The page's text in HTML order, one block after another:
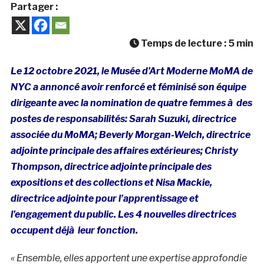
Partager :
Temps de lecture : 5 min
Le 12 octobre 2021, le Musée d’Art Moderne MoMA de
NYC a annoncé avoir renforcé et féminisé son équipe
dirigeante avec la nomination de quatre femmes à des
postes de responsabilités: Sarah Suzuki, directrice
associée du MoMA; Beverly Morgan-Welch, directrice
adjointe principale des affaires extérieures; Christy
Thompson, directrice adjointe principale des
expositions et des collections et Nisa Mackie,
directrice adjointe pour l’apprentissage et
l’engagement du public. Les 4 nouvelles directrices
occupent déjà leur fonction.
« Ensemble, elles apportent une expertise approfondie